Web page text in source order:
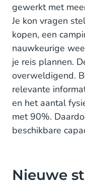
gewerkt met
Je kon vragen
kopen, een
nauwkeurige
je reis plannen.
overweldigend.
relevante
en het aantal
met 90%.
beschikbare
Nieuwe